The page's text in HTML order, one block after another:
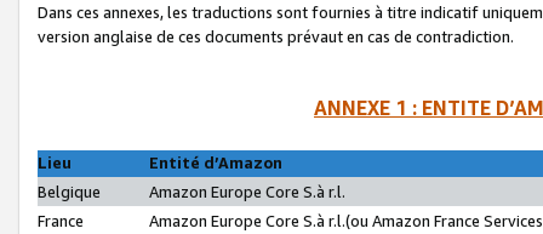
Dans ces annexes, les traductions sont fournies à titre indicatif
version anglaise de ces documents prévaut en cas de contradiction.
ANNEXE 1 : ENTITE
Lieu
Entité d’Amazon
Belgique
Amazon Europe Core S.à r.l.
France
Amazon Europe Core S.à r.l.(ou Amazon France